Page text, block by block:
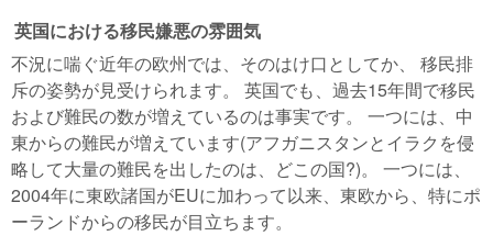
英国における移民嫌悪の雰囲気
不況に喘ぐ近年の欧州では、そのはけ口としてか、 移民排
斥の姿勢が見受けられます。 英国でも、過去15年間で移民
および難民の数が増えているのは事実です。 一つには、中
東からの難民が増えています(アフガニスタンとイラクを侵
略して大量の難民を出したのは、どこの国?)。 一つには、
2004年に東欧諸国がEUに加わって以来、東欧から、特にポ
ーランドからの移民が目立ちます。